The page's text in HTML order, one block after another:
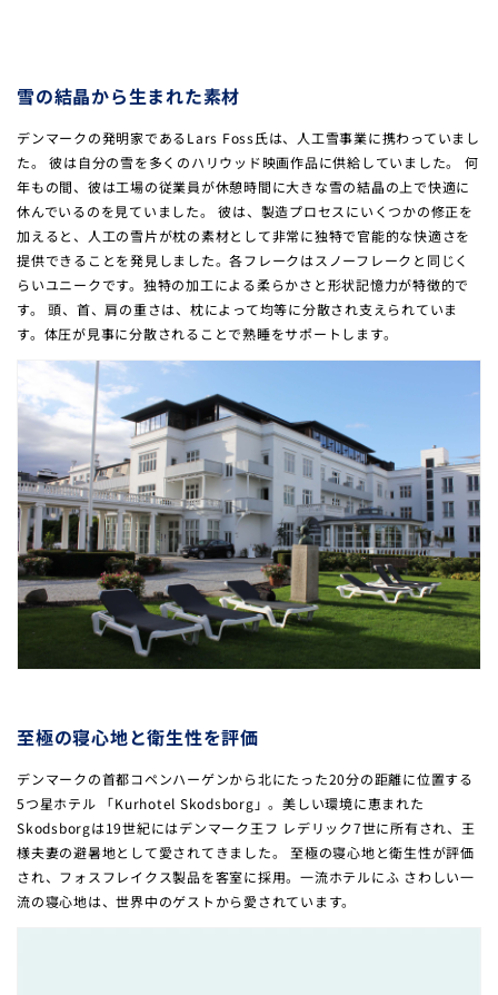
雪の結晶から生まれた素材
デンマークの発明家であるLars Foss氏は、人工雪事業に携わっていまし
た。 彼は自分の雪を多くのハリウッド映画作品に供給していました。 何
年もの間、彼は工場の従業員が休憩時間に大きな雪の結晶の上で快適に
休んでいるのを見ていました。 彼は、製造プロセスにいくつかの修正を
加えると、人工の雪片が枕の素材として非常に独特で官能的な快適さを
提供できることを発見しました。各フレークはスノーフレークと同じく
らいユニークです。独特の加工による柔らかさと形状記憶力が特徴的で
す。 頭、首、肩の重さは、枕によって均等に分散され支えられていま
す。体圧が見事に分散されることで熟睡をサポートします。
至極の寝心地と衛生性を評価
デンマークの首都コペンハーゲンから北にたった20分の距離に位置する
5つ星ホテル 「Kurhotel Skodsborg」。美しい環境に恵まれた
Skodsborgは19世紀にはデンマーク王フ レデリック7世に所有され、王
様夫妻の避暑地として愛されてきました。 至極の寝心地と衛生性が評価
され、フォスフレイクス製品を客室に採用。一流ホテルにふ さわしい一
流の寝心地は、世界中のゲストから愛されています。